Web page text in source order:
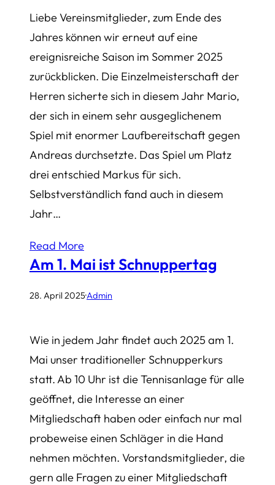
Liebe Vereinsmitglieder, zum Ende des
Jahres können wir erneut auf eine
ereignisreiche Saison im Sommer 2025
zurückblicken. Die Einzelmeisterschaft der
Herren sicherte sich in diesem Jahr Mario,
der sich in einem sehr ausgeglichenem
Spiel mit enormer Laufbereitschaft gegen
Andreas durchsetzte. Das Spiel um Platz
drei entschied Markus für sich.
Selbstverständlich fand auch in diesem
Jahr…
Read More
Am 1. Mai ist Schnuppertag
28. April 2025·Admin
Wie in jedem Jahr findet auch 2025 am 1.
Mai unser traditioneller Schnupperkurs
statt. Ab 10 Uhr ist die Tennisanlage für alle
geöffnet, die Interesse an einer
Mitgliedschaft haben oder einfach nur mal
probeweise einen Schläger in die Hand
nehmen möchten. Vorstandsmitglieder, die
gern alle Fragen zu einer Mitgliedschaft